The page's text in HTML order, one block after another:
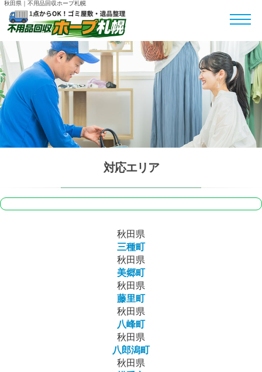
秋田県｜不用品回収ホープ札幌
対応エリア
秋田県
三種町
秋田県
美郷町
秋田県
藤里町
秋田県
八峰町
秋田県
八郎潟町
秋田県